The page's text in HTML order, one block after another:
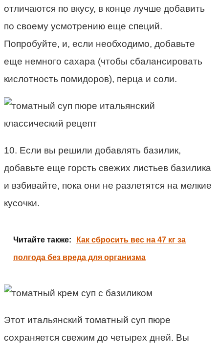
отличаются по вкусу, в конце лучше добавить
по своему усмотрению еще специй.
Попробуйте, и, если необходимо, добавьте
еще немного сахара (чтобы сбалансировать
кислотность помидоров), перца и соли.
10. Если вы решили добавлять базилик,
добавьте еще горсть свежих листьев базилика
и взбивайте, пока они не разлетятся на мелкие
кусочки.
Читайте также: Как сбросить вес на 47 кг за
полгода без вреда для организма
Этот итальянский томатный суп пюре
сохраняется свежим до четырех дней. Вы